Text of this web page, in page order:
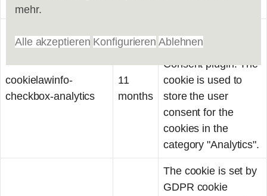
mehr.
Alle akzeptieren Konfigurieren Ablehnen
cookielawinfo-
checkbox-analytics
11
months
GDPR Cookie
Consent plugin. The
cookie is used to
store the user
consent for the
cookies in the
category "Analytics".
The cookie is set by
GDPR cookie